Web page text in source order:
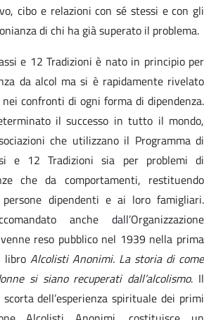
cibo e relazioni con sé stessi e con gli
di chi ha già superato il problema.
e 12 Tradizioni è nato in principio per
da alcol ma si è rapidamente rivelato
confronti di ogni forma di dipendenza.
il successo in tutto il mondo,
che utilizzano il Programma di
e 12 Tradizioni sia per problemi di
che da comportamenti, restituendo
dipendenti e ai loro famigliari.
anche dall’Organizzazione
reso pubblico nel 1939 nella prima
libro Alcolisti Anonimi. La storia di come
si siano recuperati dall’alcolismo. Il
dell’esperienza spirituale dei primi